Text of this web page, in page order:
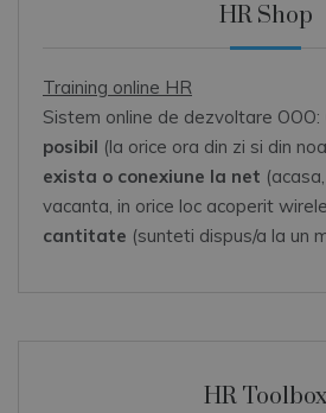
HR Shop
Training online HR
Sistem online de dezvoltare OOO:
posibil (la orice ora din zi si din
exista o conexiune la net
vacanta, in orice loc acoperit
cantitate (sunteti dispus/a la un
HR Toolbox